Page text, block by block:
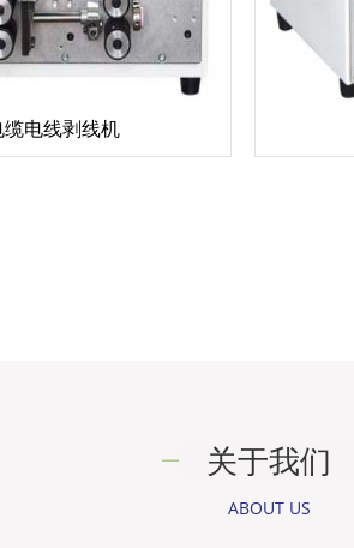
缆电线剥线机
关于我们
ABOUT US